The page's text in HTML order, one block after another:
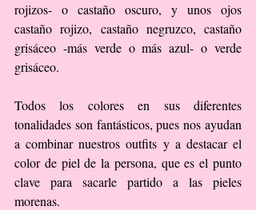
rojizos- o castaño oscuro, y unos ojos
castaño rojizo, castaño negruzco, castaño
grisáceo -más verde o más azul- o verde
grisáceo.
Todos los colores en sus diferentes
tonalidades son fantásticos, pues nos ayudan
a combinar nuestros outfits y a destacar el
color de piel de la persona, que es el punto
clave para sacarle partido a las pieles
morenas.